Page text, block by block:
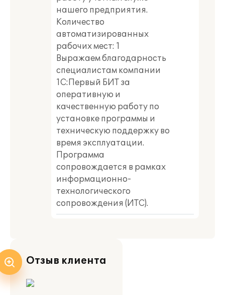
нашего предприятия.
Количество
автоматизированных
рабочих мест: 1
Выражаем благодарность
специалистам компании
1С:Первый БИТ за
оперативную и
качественную работу по
установке программы и
техническую поддержку во
время эксплуатации.
Программа
сопровождается в рамках
информационно-
технологического
сопровождения (ИТС).
Отзыв клиента